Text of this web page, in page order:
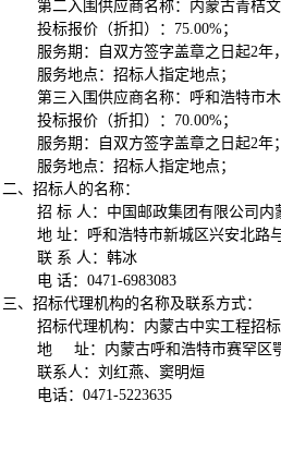
第二入围供应商名称：内蒙古青桔文
投标报价（折扣）：75.00%；
服务期：自双方签字盖章之日起2年
服务地点：招标人指定地点；
第三入围供应商名称：呼和浩特市
投标报价（折扣）：70.00%；
服务期：自双方签字盖章之日起2年；
服务地点：招标人指定地点；
二、招标人的名称：
招 标 人：中国邮政集团有限公司内
地 址：呼和浩特市新城区兴安北路
联 系 人：韩冰
电 话：0471-6983083
三、招标代理机构的名称及联系方式：
招标代理机构：内蒙古中实工程招
地 址：内蒙古呼和浩特市赛罕区
联系人：刘红燕、窦明烜
电话：0471-5223635